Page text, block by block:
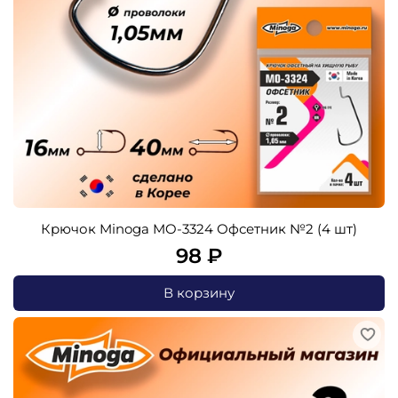
Крючок Minoga MO-3324 Офсетник №2 (4 шт)
98 ₽
В корзину